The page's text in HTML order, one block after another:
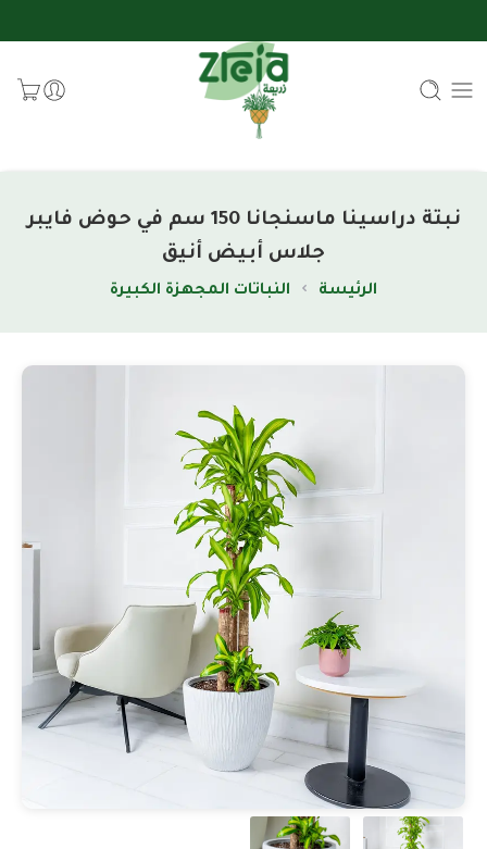
نبتة دراسينا ماسنجانا 150 سم في حوض فايبر
جلاس أبيض أنيق
الرئيسة النباتات المجهزة الكبيرة